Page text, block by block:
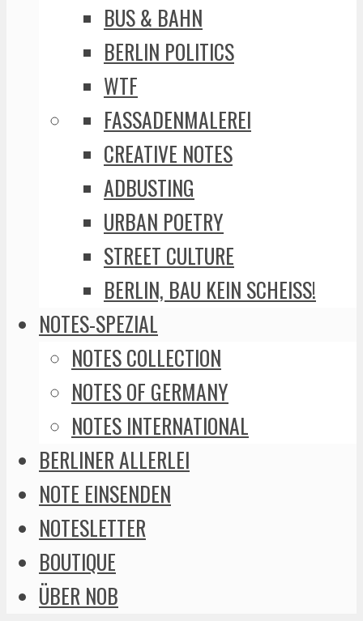
BUS & BAHN
BERLIN POLITICS
WTF
FASSADENMALEREI
CREATIVE NOTES
ADBUSTING
URBAN POETRY
STREET CULTURE
BERLIN, BAU KEIN SCHEISS!
NOTES-SPEZIAL
NOTES COLLECTION
NOTES OF GERMANY
NOTES INTERNATIONAL
BERLINER ALLERLEI
NOTE EINSENDEN
NOTESLETTER
BOUTIQUE
ÜBER NOB